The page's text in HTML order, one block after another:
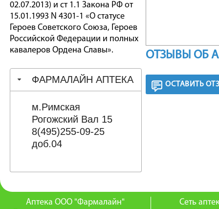
02.07.2013) и ст 1.1 Закона РФ от
15.01.1993 N 4301-1 «О статусе
Героев Советского Союза, Героев
Российской Федерации и полных
кавалеров Ордена Славы».
ФАРМАЛАЙН АПТЕКА
м.Римская
Рогожский Вал 15
8(495)255-09-25
доб.04
ОТЗЫВЫ ОБ
ОСТАВИТЬ
Аптека ООО "Фармалайн"
Сеть